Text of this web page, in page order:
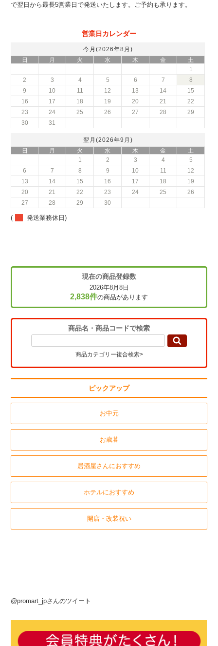
で翌日から最長5営業日で発送いたします。ご予約も承ります。
営業日カレンダー
今月(2026年8月)
日
月 火 水 木 金
土
1
2
3 4 5 6 7
8
9
10 11 12 13 14
15
16
17 18 19 20 21
22
23
24 25 26 27 28
29
30
31
翌月(2026年9月)
日
月 火 水 木 金
土
1
2 3 4
5
6
7 8 9 10 11
12
13
14 15 16 17 18
19
20
21 22 23 24 25
26
27
28 29 30
( 発送業務休日)
現在の商品登録数
2026年8月8日
2,838件の商品があります
商品名・商品コードで検索
商品カテゴリー複合検索>
ピックアップ
お中元
お歳暮
居酒屋さんにおすすめ
ホテルにおすすめ
開店・改装祝い
@promart_jpさんのツイート